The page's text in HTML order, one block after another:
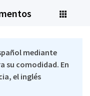
mediante
su comodidad. En
el inglés